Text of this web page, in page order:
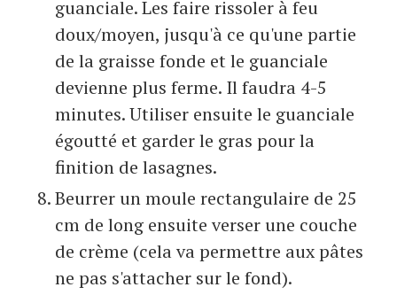
guanciale. Les faire rissoler à feu
doux/moyen, jusqu'à ce qu'une partie
de la graisse fonde et le guanciale
devienne plus ferme. Il faudra 4-5
minutes. Utiliser ensuite le guanciale
égoutté et garder le gras pour la
finition de lasagnes.
Beurrer un moule rectangulaire de 25
cm de long ensuite verser une couche
de crème (cela va permettre aux pâtes
ne pas s'attacher sur le fond).